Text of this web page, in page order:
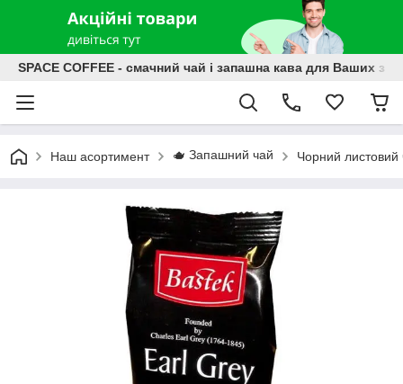
SPACE COFFEE - смачний чай і запашна кава для Ваших
Наш асортимент 🫖 Запашний чай Чорний листовий